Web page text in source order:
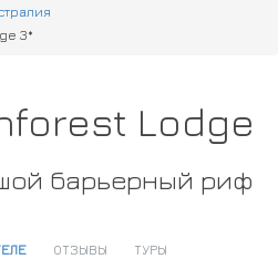
3*
Lodge
барьерный риф
ОТЗЫВЫ ТУРЫ